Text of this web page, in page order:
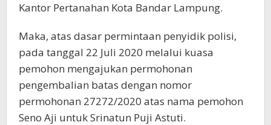
Kantor Pertanahan Kota Bandar Lampung.
Maka, atas dasar permintaan penyidik polisi,
pada tanggal 22 Juli 2020 melalui kuasa
pemohon mengajukan permohonan
pengembalian batas dengan nomor
permohonan 27272/2020 atas nama pemohon
Seno Aji untuk Srinatun Puji Astuti.